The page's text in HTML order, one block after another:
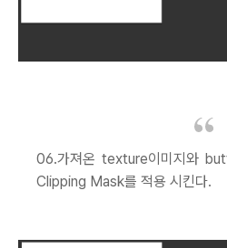
06.가져온 texture이미지와
Clipping Mask를 적용 시킨다.